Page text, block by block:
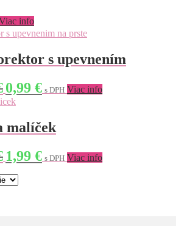
info
s upevnením
Original
price
was:
0,99 €Current
price
s DPH Viac info
malíček
Original
price
was:
2,99 €.
1,99 €Current
price
s DPH Viac info